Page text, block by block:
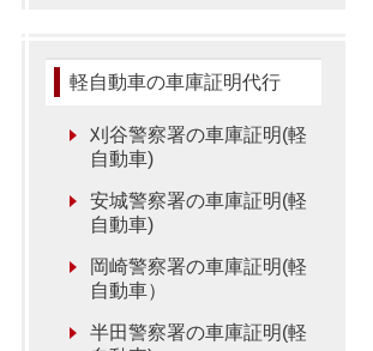
軽自動車の車庫証明代行
刈谷警察署の車庫証明(軽
自動車)
安城警察署の車庫証明(軽
自動車)
岡崎警察署の車庫証明(軽
自動車）
半田警察署の車庫証明(軽